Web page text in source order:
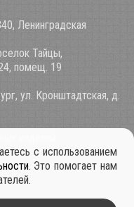
Ленинградская
Тайцы,
помещ. 19
ул. Кронштадтская, д.
с использованием
. Это помогает нам